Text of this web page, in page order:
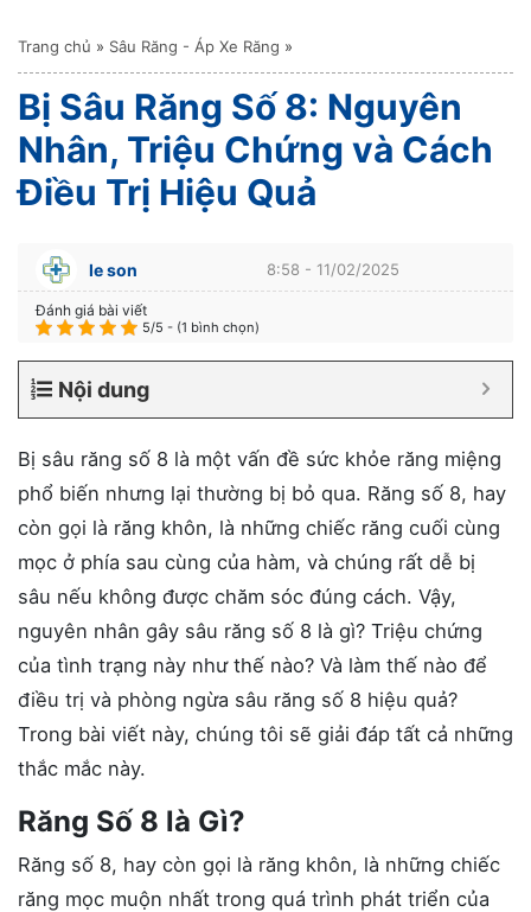
Trang chủ » Sâu Răng - Áp Xe Răng »
Bị Sâu Răng Số 8: Nguyên
Nhân, Triệu Chứng và Cách
Điều Trị Hiệu Quả
le son 8:58 - 11/02/2025
Đánh giá bài viết
5/5 - (1 bình chọn)
Nội dung
Bị sâu răng số 8 là một vấn đề sức khỏe răng miệng
phổ biến nhưng lại thường bị bỏ qua. Răng số 8, hay
còn gọi là răng khôn, là những chiếc răng cuối cùng
mọc ở phía sau cùng của hàm, và chúng rất dễ bị
sâu nếu không được chăm sóc đúng cách. Vậy,
nguyên nhân gây sâu răng số 8 là gì? Triệu chứng
của tình trạng này như thế nào? Và làm thế nào để
điều trị và phòng ngừa sâu răng số 8 hiệu quả?
Trong bài viết này, chúng tôi sẽ giải đáp tất cả những
thắc mắc này.
Răng Số 8 là Gì?
Răng số 8, hay còn gọi là răng khôn, là những chiếc
răng mọc muộn nhất trong quá trình phát triển của